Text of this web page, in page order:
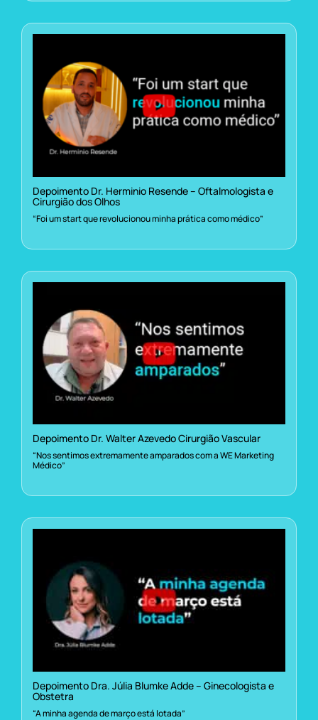
Depoimento Dr. Herminio Resende – Oftalmologista e
Cirurgião dos Olhos
“Foi um start que revolucionou minha prática como médico”
Depoimento Dr. Walter Azevedo Cirurgião Vascular
“Nos sentimos extremamente amparados com a WE Marketing
Médico”
Depoimento Dra. Júlia Blumke Adde – Ginecologista e
Obstetra
“A minha agenda de março está lotada”